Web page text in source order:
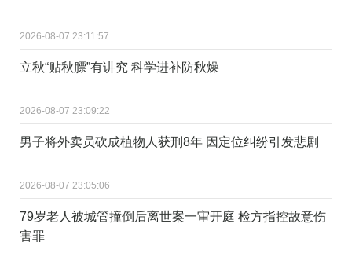
2026-08-07 23:11:57
立秋“贴秋膘”有讲究 科学进补防秋燥
2026-08-07 23:09:22
男子将外卖员砍成植物人获刑8年 因定位纠纷引发悲剧
2026-08-07 23:05:06
79岁老人被城管撞倒后离世案一审开庭 检方指控故意伤
害罪